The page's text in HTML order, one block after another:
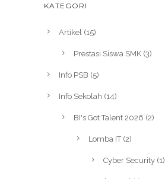
KATEGORI
Artikel (15)
Prestasi Siswa SMK (3)
Info PSB (5)
Info Sekolah (14)
BI's Got Talent 2026 (2)
Lomba IT(2)
Cyber Security (1)